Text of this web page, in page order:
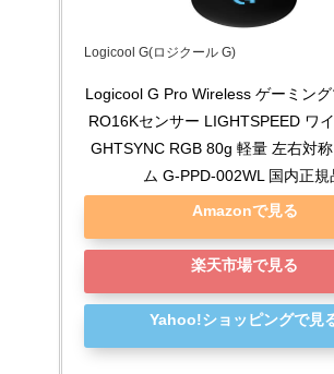
Logicool G(ロジクール G)
Logicool G Pro Wireless ゲーミン
RO16Kセンサー LIGHTSPEED ワ
GHTSYNC RGB 80g 軽量 左右対
ム G-PPD-002WL 国内正規
Amazonで見る
楽天市場で見る
Yahoo!ショッピングで見